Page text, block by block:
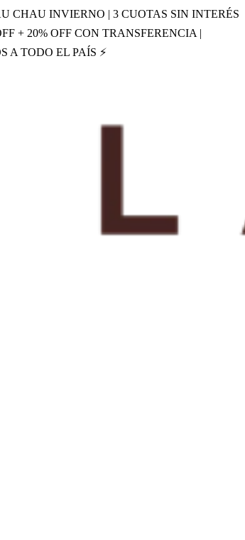
CHAU INVIERNO | 3 CUOTAS SIN INTERÉS
+ 20% OFF CON TRANSFERENCIA |
A TODO EL PAÍS ⚡